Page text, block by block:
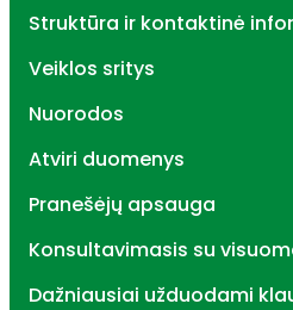
Struktūra ir kontaktinė
Veiklos sritys
Nuorodos
Atviri duomenys
Pranešėjų apsauga
Konsultavimasis su
Dažniausiai užduodami